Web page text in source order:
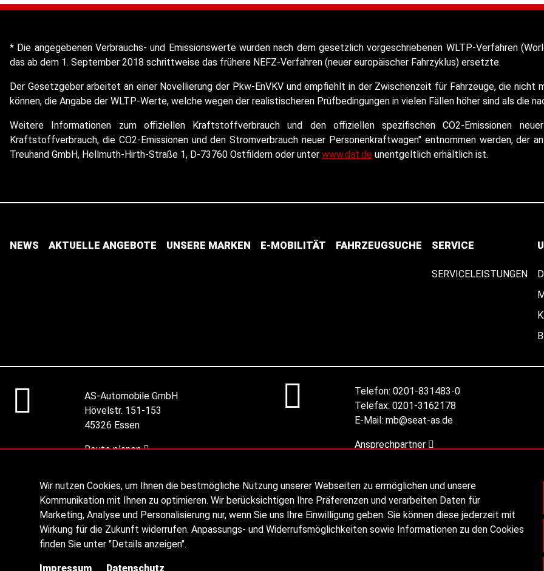
Wir nutzen Cookies, um Ihnen die bestmögliche Nutzung unserer Webseiten zu ermöglichen und unsere
Kommunikation mit Ihnen zu optimieren. Wir berücksichtigen Ihre Präferenzen und verarbeiten Daten für
Marketing, Analyse und Personalisierung nur, wenn Sie uns Ihre Einwilligung geben. Sie können diese jederzeit mit
Wirkung für die Zukunft widerrufen. Anpassungs- und Widerrufsmöglichkeiten sowie Informationen zu den Cookies
finden Sie unter "Details anzeigen".
Impressum Datenschutz
* Die angegebenen Verbrauchs- und Emissionswerte wurden nach dem gesetzlich vorgeschriebenen WLTP-Verfahren
das ab dem 1. September 2018 schrittweise das frühere NEFZ-Verfahren (neuer europäischer Fahrzyklus) ersetzte.
Der Gesetzgeber arbeitet an einer Novellierung der Pkw-EnVKV und empfiehlt in der Zwischenzeit für Fahrzeuge, die nicht
können, die Angabe der WLTP-Werte, welche wegen der realistischeren Prüfbedingungen in vielen Fällen höher sind als die
Weitere Informationen zum offiziellen Kraftstoffverbrauch und den offiziellen spezifischen CO2-Emissionen
Kraftstoffverbrauch, die CO2-Emissionen und den Stromverbrauch neuer Personenkraftwagen" entnommen werden, der
Treuhand GmbH, Hellmuth-Hirth-Straße 1, D-73760 Ostfildern oder unter www.dat.de unentgeltlich erhältlich ist.
NEWS AKTUELLE ANGEBOTE UNSERE MARKEN E-MOBILITÄT FAHRZEUGSUCHE SERVICE
SERVICELEISTUNGEN
AS-Automobile GmbH
Hövelstr. 151-153
45326 Essen
Route planen
Telefon: 0201-831483-0
Telefax: 0201-3162178
E-Mail: mb@seat-as.de
Ansprechpartner